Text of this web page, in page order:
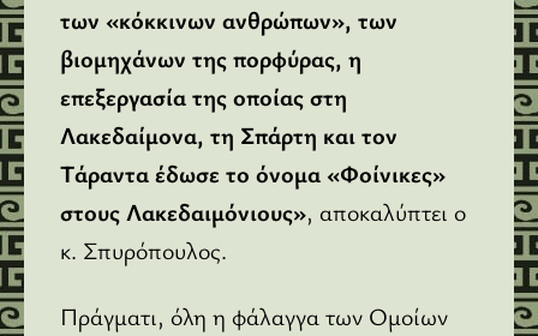
των «κόκκινων ανθρώπων», των
βιομηχάνων της πορφύρας, η
επεξεργασία της οποίας στη
Λακεδαίμονα, τη Σπάρτη και τον
Tάραντα έδωσε το όνομα «Φοίνικες»
στους Λακεδαιμόνιους», αποκαλύπτει ο
κ. Σπυρόπουλος.
Πράγματι, όλη η φάλαγγα των Oμοίων